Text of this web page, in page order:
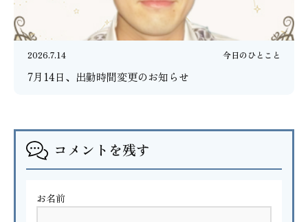
2026.7.14 今日のひとこと
7月14日、出勤時間変更のお知らせ
コメントを残す
お名前